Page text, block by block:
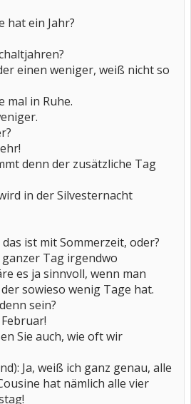
hat ein Jahr?
einen weniger, weiß nicht so
mal in Ruhe.
denn der zusätzliche Tag
in der Silvesternacht
ist mit Sommerzeit, oder?
Tag irgendwo
es ja sinnvoll, wenn man
sowieso wenig Tage hat.
sein?
Sie auch, wie oft wir
Ja, weiß ich ganz genau, alle
hat nämlich alle vier